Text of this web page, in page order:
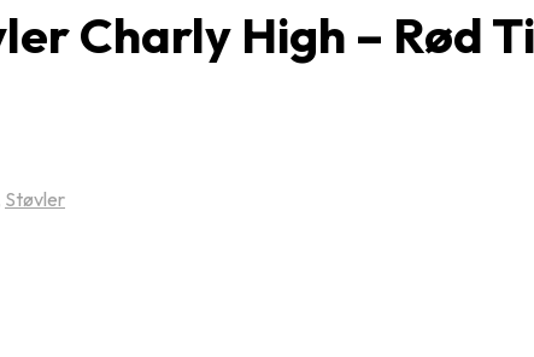
Charly High – Rød
Støvler